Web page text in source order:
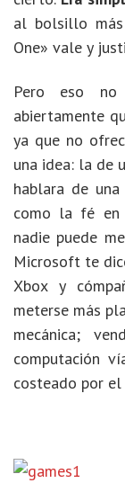
al bolsillo
One» vale y
Pero eso
abiertamente
ya que no
una idea: la de
hablara de
como la fé en
nadie puede
Microsoft te
Xbox y
meterse más
mecánica;
computación
costeado por el